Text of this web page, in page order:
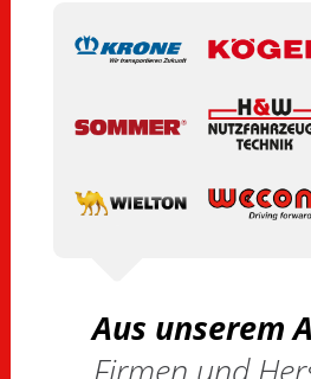
Aus unserem
Firmen und